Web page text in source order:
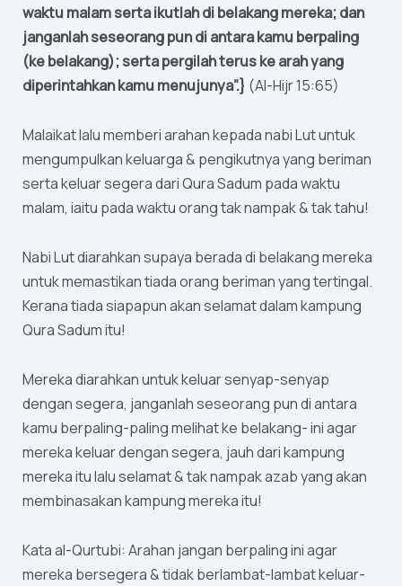
waktu malam serta ikutlah di belakang mereka; dan
janganlah seseorang pun di antara kamu berpaling
(ke belakang); serta pergilah terus ke arah yang
diperintahkan kamu menujunya”.} (Al-Hijr 15:65)
Malaikat lalu memberi arahan kepada nabi Lut untuk
mengumpulkan keluarga & pengikutnya yang beriman
serta keluar segera dari Qura Sadum pada waktu
malam, iaitu pada waktu orang tak nampak & tak tahu!
Nabi Lut diarahkan supaya berada di belakang mereka
untuk memastikan tiada orang beriman yang tertingal.
Kerana tiada siapapun akan selamat dalam kampung
Qura Sadum itu!
Mereka diarahkan untuk keluar senyap-senyap
dengan segera, janganlah seseorang pun di antara
kamu berpaling-paling melihat ke belakang- ini agar
mereka keluar dengan segera, jauh dari kampung
mereka itu lalu selamat & tak nampak azab yang akan
membinasakan kampung mereka itu!
Kata al-Qurtubi: Arahan jangan berpaling ini agar
mereka bersegera & tidak berlambat-lambat keluar-